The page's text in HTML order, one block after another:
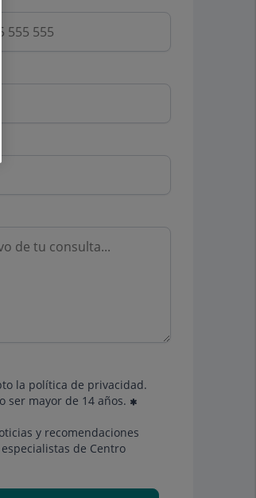
la política de privacidad.
ser mayor de 14 años.
y recomendaciones
de Centro